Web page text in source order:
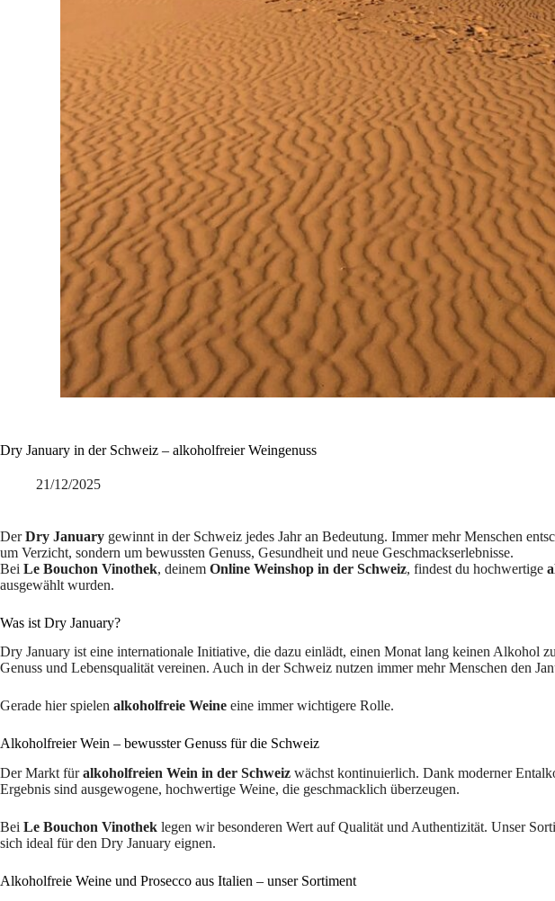
Dry January in der Schweiz – alkoholfreier Weingenuss
21/12/2025
DerDry January gewinnt in der Schweiz jedes Jahr an Bedeutung. Immer mehr Menschen
um Verzicht, sondern um bewussten Genuss, Gesundheit und neue Geschmackserlebnisse.
Bei Le Bouchon Vinothek, deinem Online Weinshop in der Schweiz, findest du hochwertige
ausgewählt wurden.
Was ist Dry January?
Dry January ist eine internationale Initiative, die dazu einlädt, einen Monat lang keinen Alkohol
Genuss und Lebensqualität vereinen. Auch in der Schweiz nutzen immer mehr Menschen den
Gerade hier spielen alkoholfreie Weine eine immer wichtigere Rolle.
Alkoholfreier Wein – bewusster Genuss für die Schweiz
Der Markt füralkoholfreien Wein in der Schweiz wächst kontinuierlich. Dank moderner
Ergebnis sind ausgewogene, hochwertige Weine, die geschmacklich überzeugen.
Bei Le Bouchon Vinothek legen wir besonderen Wert auf Qualität und Authentizität. Unser
sich ideal für den Dry January eignen.
Alkoholfreie Weine und Prosecco aus Italien – unser Sortiment